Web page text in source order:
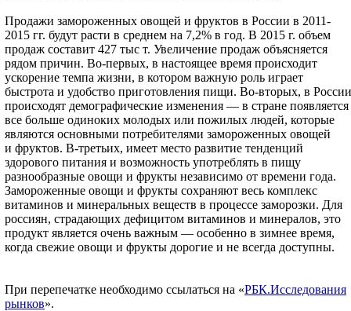
Продажи замороженных овощей и фруктов в России в 2011-
2015 гг. будут расти в среднем на 7,2% в год. В 2015 г. объем
продаж составит 427 тыс т. Увеличение продаж объясняется
рядом причин. Во-первых, в настоящее время происходит
ускорение темпа жизни, в котором важную роль играет
быстрота и удобство приготовления пищи. Во-вторых, в России
происходят демографические изменения — в стране появляется
все больше одиноких молодых или пожилых людей, которые
являются основными потребителями замороженных овощей
и фруктов. В-третьих, имеет место развитие тенденций
здорового питания и возможность употреблять в пищу
разнообразные овощи и фрукты независимо от времени года.
Замороженные овощи и фрукты сохраняют весь комплекс
витаминов и минеральных веществ в процессе заморозки. Для
россиян, страдающих дефицитом витаминов и минералов, это
продукт является очень важным — особенно в зимнее время,
когда свежие овощи и фрукты дорогие и не всегда доступны.
При перепечатке необходимо ссылаться на «РБК.Исследования
рынков».